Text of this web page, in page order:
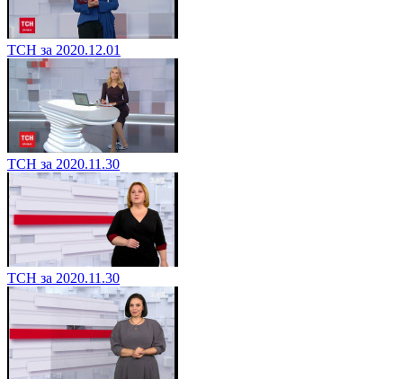
ТСН за 2020.12.01
ТСН за 2020.11.30
ТСН за 2020.11.30